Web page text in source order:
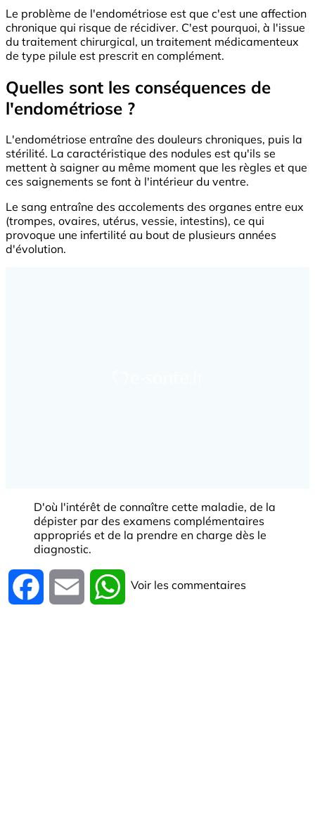
Le problème de l'endométriose est que c'est une affection
chronique qui risque de récidiver. C'est pourquoi, à l'issue
du traitement chirurgical, un traitement médicamenteux
de type pilule est prescrit en complément.
Quelles sont les conséquences de
l'endométriose ?
L'endométriose entraîne des douleurs chroniques, puis la
stérilité. La caractéristique des nodules est qu'ils se
mettent à saigner au même moment que les règles et que
ces saignements se font à l'intérieur du ventre.
Le sang entraîne des accolements des organes entre eux
(trompes, ovaires, utérus, vessie, intestins), ce qui
provoque une infertilité au bout de plusieurs années
d'évolution.
D'où l'intérêt de connaître cette maladie, de la
dépister par des examens complémentaires
appropriés et de la prendre en charge dès le
diagnostic.
Facebook Email WhatsApp
Voir les commentaires